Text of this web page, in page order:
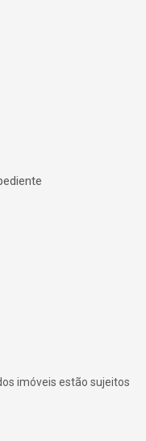
imóveis estão sujeitos